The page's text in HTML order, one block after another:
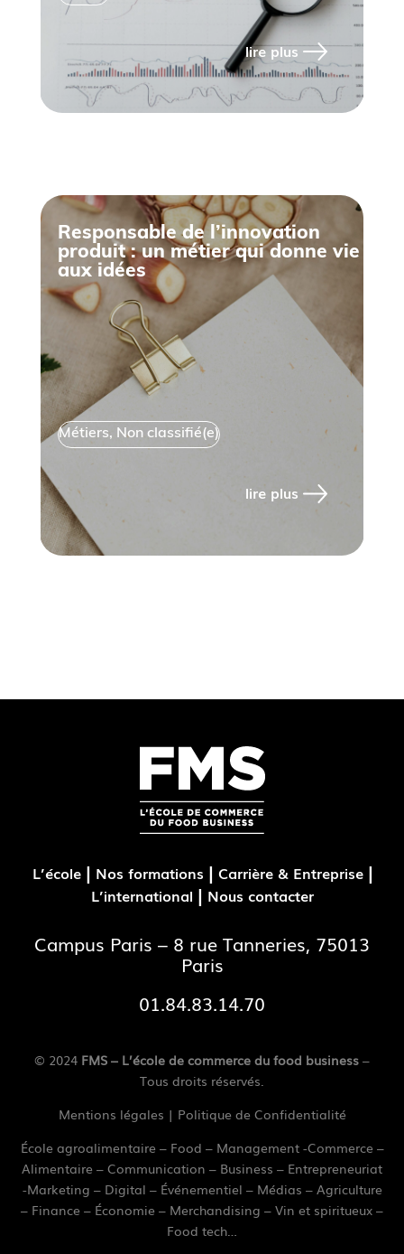
lire plus
Responsable de l’innovation
produit : un métier qui donne vie
aux idées
Métiers, Non classifié(e)
lire plus
L’école| Nos formations | Carrière & Entreprise|
L’international | Nous contacter
Campus Paris – 8 rue Tanneries, 75013
Paris
01.84.83.14.70
© 2024 FMS – L’école de commerce du food business –
Tous droits réservés.
Mentions légales | Politique de Confidentialité
École agroalimentaire – Food – Management -Commerce –
Alimentaire – Communication – Business – Entrepreneuriat
-Marketing – Digital – Événementiel – Médias – Agriculture
– Finance – Économie – Merchandising – Vin et spiritueux –
Food tech…